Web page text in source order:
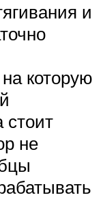
и
которую
стоит
не